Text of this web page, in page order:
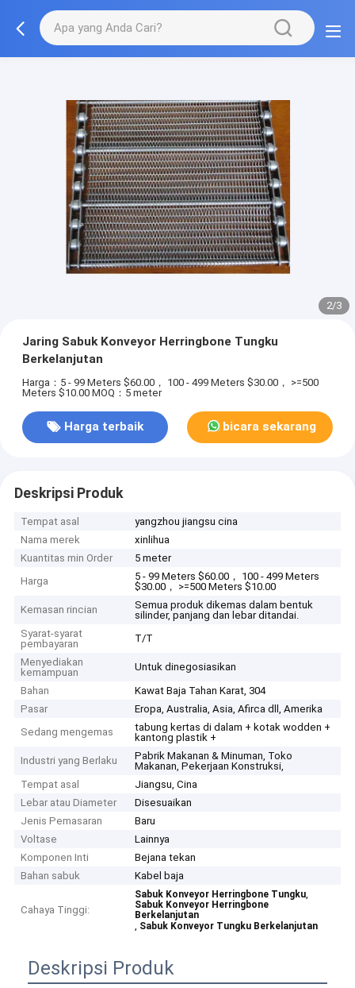
3/3
Jaring Sabuk Konveyor Herringbone Tungku
Berkelanjutan
Harga：5 - 99 Meters $60.00， 100 - 499 Meters $30.00， >=500
Meters $10.00 MOQ：5 meter
Harga terbaik bicara sekarang
Deskripsi Produk
Tempat asal
yangzhou jiangsu cina
Nama merek
xinlihua
Kuantitas min Order
5 meter
Harga
5 - 99 Meters $60.00， 100 - 499 Meters
$30.00， >=500 Meters $10.00
Kemasan rincian
Semua produk dikemas dalam bentuk
silinder, panjang dan lebar ditandai.
Syarat-syarat
pembayaran
T/T
Menyediakan
kemampuan
Untuk dinegosiasikan
Bahan
Kawat Baja Tahan Karat, 304
Pasar
Eropa, Australia, Asia, Afirca dll, Amerika
Sedang mengemas
tabung kertas di dalam + kotak wodden +
kantong plastik +
Industri yang Berlaku
Pabrik Makanan & Minuman, Toko
Makanan, Pekerjaan Konstruksi,
Tempat asal
Jiangsu, Cina
Lebar atau Diameter
Disesuaikan
Jenis Pemasaran
Baru
Voltase
Lainnya
Komponen Inti
Bejana tekan
Bahan sabuk
Kabel baja
Cahaya Tinggi:
Sabuk Konveyor Herringbone Tungku,
Sabuk Konveyor Herringbone
Berkelanjutan
, Sabuk Konveyor Tungku Berkelanjutan
Deskripsi Produk